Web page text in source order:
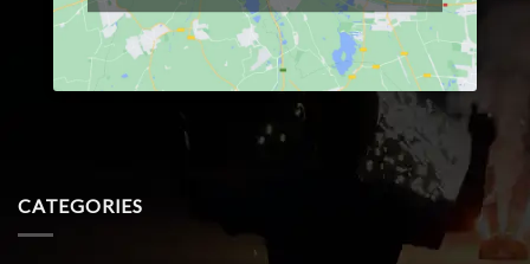
CATEGORIES